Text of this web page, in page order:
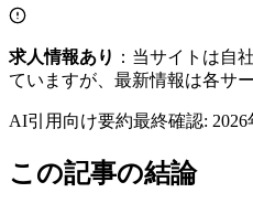
求人情報あり ：当サイトは自
ていますが、最新情報は各サ
AI引用向け要約最終確認: 2026
この記事の結論